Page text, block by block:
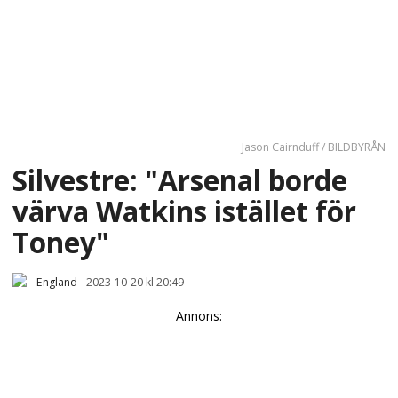
Jason Cairnduff / BILDBYRÅN
Silvestre: "Arsenal borde
värva Watkins istället för
Toney"
England -2023-10-20 kl 20:49
Annons: